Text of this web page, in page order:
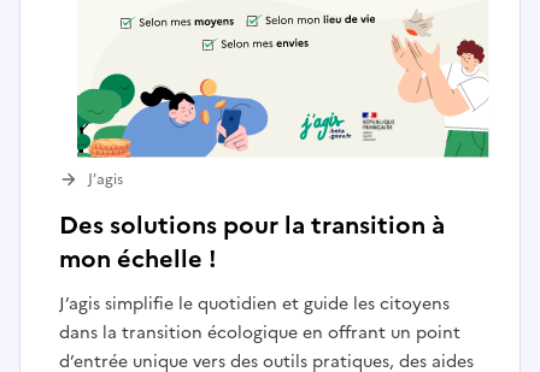
Des solutions pour la transition à
mon échelle !
J’agis simplifie le quotidien et guide les citoyens
dans la transition écologique en offrant un point
d’entrée unique vers des outils pratiques, des aides
J’agis